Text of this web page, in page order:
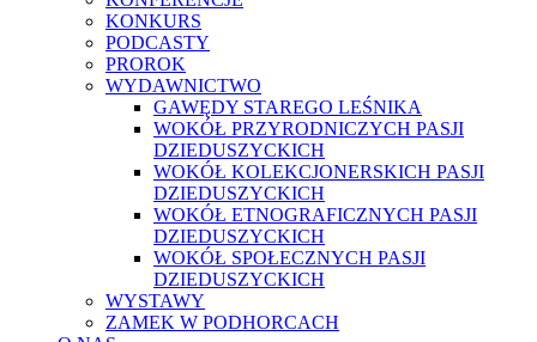
KONKURS
PODCASTY
PROROK
WYDAWNICTWO
GAWĘDY STAREGO LEŚNIKA
WOKÓŁ PRZYRODNICZYCH PASJI
DZIEDUSZYCKICH
WOKÓŁ KOLEKCJONERSKICH PASJI
DZIEDUSZYCKICH
WOKÓŁ ETNOGRAFICZNYCH PASJI
DZIEDUSZYCKICH
WOKÓŁ SPOŁECZNYCH PASJI
DZIEDUSZYCKICH
WYSTAWY
ZAMEK W PODHORCACH